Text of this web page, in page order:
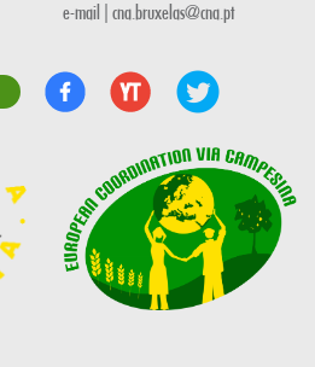
e-mail | cna.bruxelas@cna.pt